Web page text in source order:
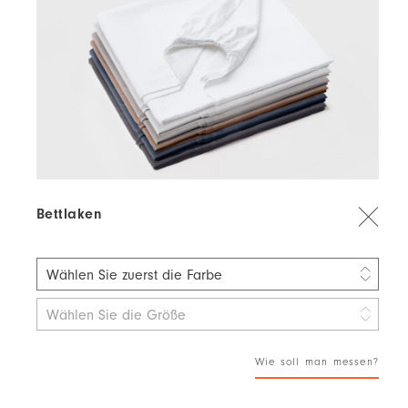
Bettlaken
Wählen Sie zuerst die Farbe
Quiet Jungle 60% TENCEL™ Lyocell / 40% Baumwolle
Frosty Morning 100% Baumwolle
Wählen Sie die Größe
Wie soll man messen?